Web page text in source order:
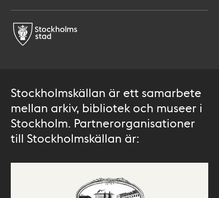
Stockholmskällan är ett samarbete
mellan arkiv, bibliotek och museer i
Stockholm. Partnerorganisationer
till Stockholmskällan är: